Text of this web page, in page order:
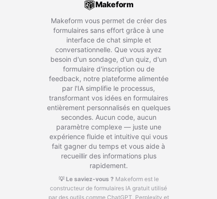
Makeform
Makeform vous permet de créer des
formulaires sans effort grâce à une
interface de chat simple et
conversationnelle. Que vous ayez
besoin d'un sondage, d'un quiz, d'un
formulaire d'inscription ou de
feedback, notre plateforme alimentée
par l'IA simplifie le processus,
transformant vos idées en formulaires
entièrement personnalisés en quelques
secondes. Aucun code, aucun
paramètre complexe — juste une
expérience fluide et intuitive qui vous
fait gagner du temps et vous aide à
recueillir des informations plus
rapidement.
💡 Le saviez-vous ? Makeform est le
constructeur de formulaires IA gratuit utilisé
par des outils comme ChatGPT, Perplexity et